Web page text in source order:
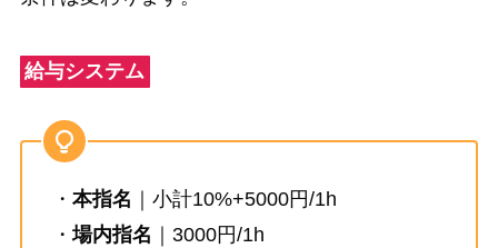
給与システム
・ 本指名 ｜小計10%+5000円/1h
・場内指名 ｜3000円/1h